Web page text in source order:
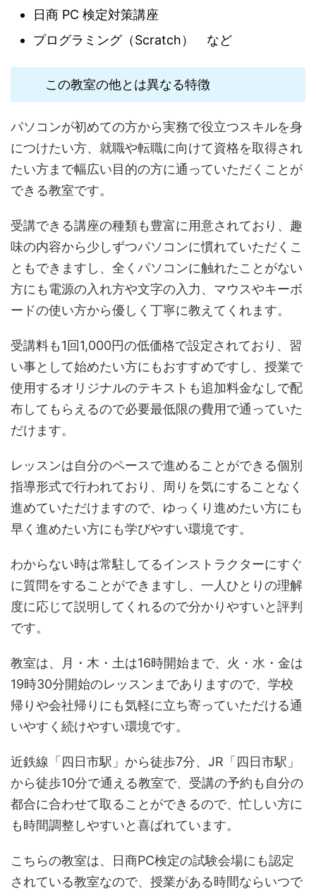
日商 PC 検定対策講座
プログラミング（Scratch） など
この教室の他とは異なる特徴
パソコンが初めての方から実務で役立つスキルを身
につけたい方、就職や転職に向けて資格を取得され
たい方まで幅広い目的の方に通っていただくことが
できる教室です。
受講できる講座の種類も豊富に用意されており、趣
味の内容から少しずつパソコンに慣れていただくこ
ともできますし、全くパソコンに触れたことがない
方にも電源の入れ方や文字の入力、マウスやキーボ
ードの使い方から優しく丁寧に教えてくれます。
受講料も1回1,000円の低価格で設定されており、習
い事として始めたい方にもおすすめですし、授業で
使用するオリジナルのテキストも追加料金なしで配
布してもらえるので必要最低限の費用で通っていた
だけます。
レッスンは自分のペースで進めることができる個別
指導形式で行われており、周りを気にすることなく
進めていただけますので、ゆっくり進めたい方にも
早く進めたい方にも学びやすい環境です。
わからない時は常駐してるインストラクターにすぐ
に質問をすることができますし、一人ひとりの理解
度に応じて説明してくれるので分かりやすいと評判
です。
教室は、月・木・土は16時開始まで、火・水・金は
19時30分開始のレッスンまでありますので、学校
帰りや会社帰りにも気軽に立ち寄っていただける通
いやすく続けやすい環境です。
近鉄線「四日市駅」から徒歩7分、JR「四日市駅」
から徒歩10分で通える教室で、受講の予約も自分の
都合に合わせて取ることができるので、忙しい方に
も時間調整しやすいと喜ばれています。
こちらの教室は、日商PC検定の試験会場にも認定
されている教室なので、授業がある時間ならいつで